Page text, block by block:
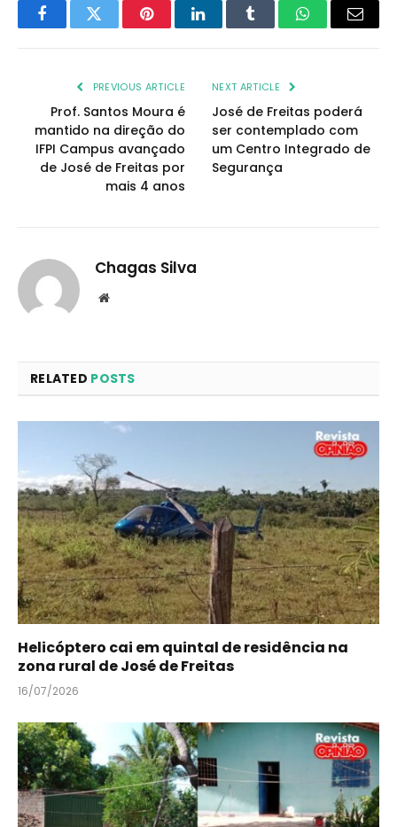
FacebookTwitter PinterestLinkedInTumblr WhatsAppEmail
PREVIOUS ARTICLE
Prof. Santos Moura é
mantido na direção do
IFPI Campus avançado
de José de Freitas por
mais 4 anos
NEXT ARTICLE
José de Freitas poderá
ser contemplado com
um Centro Integrado de
Segurança
Chagas Silva
Website
RELATED POSTS
Helicóptero cai em quintal de residência na
zona rural de José de Freitas
16/07/2026